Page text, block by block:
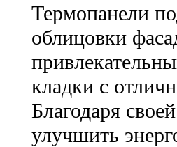
Термопанели
облицовки
кладки с
Благодаря
улучшить